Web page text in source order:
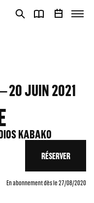
20JUIN 2021
KABAKO
RÉSERVER
En abonnement dès le 27/08/2020